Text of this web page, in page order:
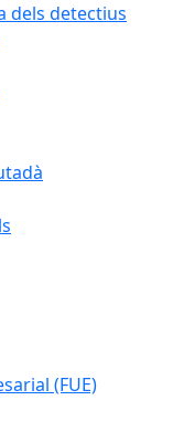
dels detectius
(FUE)